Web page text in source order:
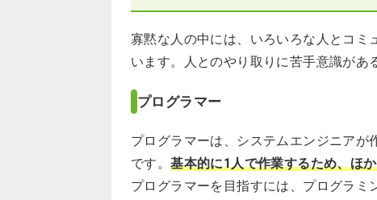
寡黙な人の中には、いろいろな人とコミ
います。人とのやり取りに苦手意識があ
プログラマー
プログラマーは、システムエンジニア
です。基本的に1人で作業するため、ほ
プログラマーを目指すには、プログラミ